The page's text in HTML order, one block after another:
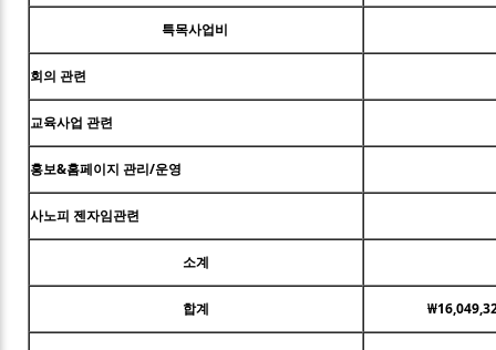
특목사업비
회의 관련
교육사업 관련
홍보&홈페이지 관리/운영
사노피 젠자임관련
소계
합계